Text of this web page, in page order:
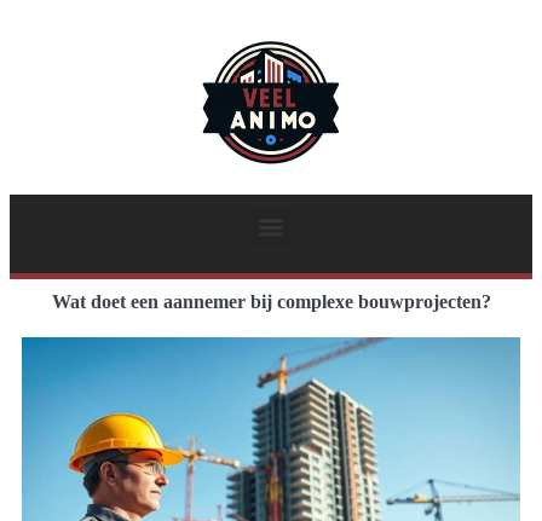
Wat doet een aannemer bij complexe bouwprojecten?